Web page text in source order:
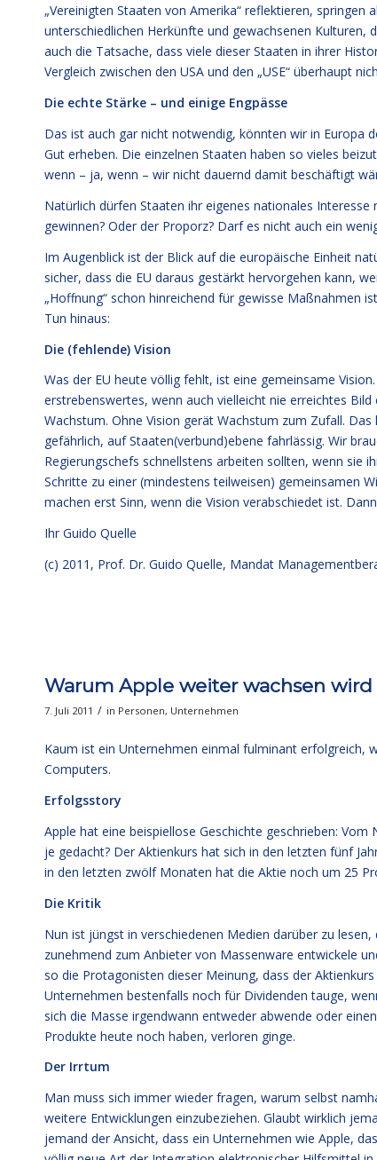
„Vereinigten Staaten von Amerika“ reflektieren,
unterschiedlichen Herkünfte und gewachsenen Kulturen,
auch die Tatsache, dass viele dieser Staaten in ihrer
Vergleich zwischen den USA und den „USE“ überhaupt
Die echte Stärke – und einige Engpässe
Das ist auch gar nicht notwendig, könnten wir in Europa
Gut erheben. Die einzelnen Staaten haben so vieles
wenn – ja, wenn – wir nicht dauernd damit beschäftigt
Natürlich dürfen Staaten ihr eigenes nationales
gewinnen? Oder der Proporz? Darf es nicht auch ein
Im Augenblick ist der Blick auf die europäische Einheit
sicher, dass die EU daraus gestärkt hervorgehen kann,
„Hoffnung“ schon hinreichend für gewisse Maßnahmen
Tun hinaus:
Die (fehlende) Vision
Was der EU heute völlig fehlt, ist eine gemeinsame
erstrebenswertes, wenn auch vielleicht nie erreichtes
Wachstum. Ohne Vision gerät Wachstum zum Zufall.
gefährlich, auf Staaten(verbund)ebene fahrlässig. Wir
Regierungschefs schnellstens arbeiten sollten, wenn sie
Schritte zu einer (mindestens teilweisen) gemeinsamen
machen erst Sinn, wenn die Vision verabschiedet ist.
Ihr Guido Quelle
(c) 2011, Prof. Dr. Guido Quelle, Mandat
Warum Apple weiter wachsen wird
7. Juli 2011 / in Personen, Unternehmen
Kaum ist ein Unternehmen einmal fulminant erfolgreich,
Computers.
Erfolgsstory
Apple hat eine beispiellose Geschichte geschrieben:
je gedacht? Der Aktienkurs hat sich in den letzten fünf
in den letzten zwölf Monaten hat die Aktie noch um 25
Die Kritik
Nun ist jüngst in verschiedenen Medien darüber zu
zunehmend zum Anbieter von Massenware entwickele
so die Protagonisten dieser Meinung, dass der
Unternehmen bestenfalls noch für Dividenden tauge,
sich die Masse irgendwann entweder abwende oder
Produkte heute noch haben, verloren ginge.
Der Irrtum
Man muss sich immer wieder fragen, warum selbst
weitere Entwicklungen einzubeziehen. Glaubt wirklich
jemand der Ansicht, dass ein Unternehmen wie Apple,